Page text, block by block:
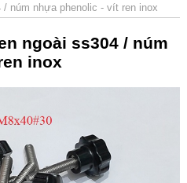
/ núm nhựa phenolic - vít ren inox
ngoài ss304 / núm
inox